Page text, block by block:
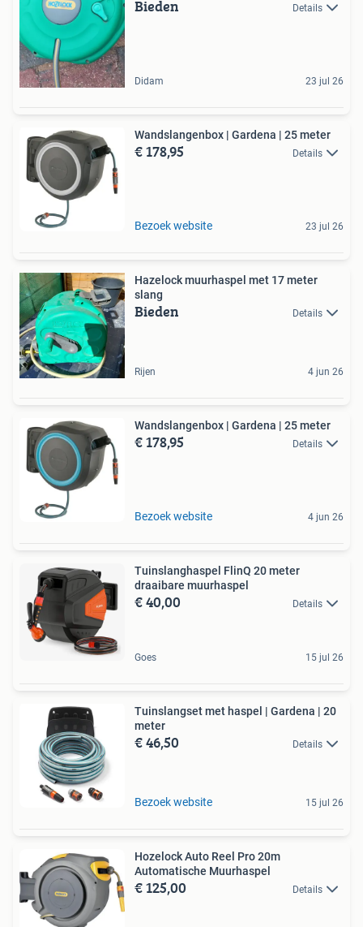
Bieden Details
Didam 23 jul 26
Wandslangenbox | Gardena | 25 meter
€ 178,95 Details
Bezoek website 23 jul 26
Hazelock muurhaspel met 17 meter
slang
Bieden Details
Rijen 4 jun 26
Wandslangenbox | Gardena | 25 meter
€ 178,95 Details
Bezoek website 4 jun 26
Tuinslanghaspel FlinQ 20 meter
draaibare muurhaspel
€ 40,00 Details
Goes 15 jul 26
Tuinslangset met haspel | Gardena | 20
meter
€ 46,50 Details
Bezoek website 15 jul 26
Hozelock Auto Reel Pro 20m
Automatische Muurhaspel
€ 125,00 Details